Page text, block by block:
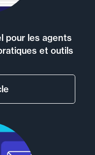
pour les agents
et outils